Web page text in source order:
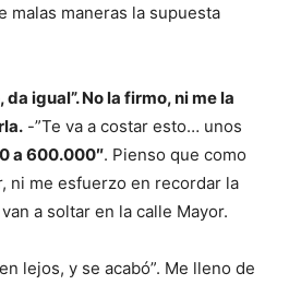
malas maneras la supuesta
igual”. No la firmo, ni me la
-”Te va a costar esto… unos
a 600.000″. Pienso que como
ni me esfuerzo en recordar la
a soltar en la calle Mayor.
lejos, y se acabó”. Me lleno de